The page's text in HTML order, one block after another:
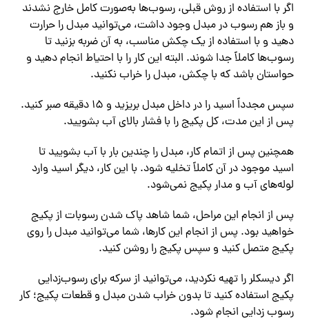
اگر با استفاده از روش قبلی، رسوب‌ها به‌صورت کامل خارج نشدند
و باز هم رسوب در مبدل وجود داشت، می‌توانید مبدل را حرارت
دهید و با استفاده از یک چکش مناسب، به آن ضربه بزنید تا
رسوب‌ها کاملاً جدا شوند. البته این کار را با احتیاط انجام دهید و
حواستان باشد که با چکش، مبدل را خراب نکنید.
سپس مجدداً اسید را در داخل مبدل بریزید و ۱۵ دقیقه صبر کنید.
پس از این مدت، کل پکیج را با فشار بالای آب بشویید.
همچنین پس از اتمام کار، مبدل را چندین بار با آب بشویید تا
اسید موجود در آن کاملاً تخلیه شود. با این کار، دیگر اسید وارد
لوله‌های آب و مدار پکیج نمی‌شود.
پس از انجام این مراحل، شما شاهد پاک شدن رسوبات از پکیج
خواهید بود. پس از انجام این کارها، شما می‌توانید مبدل را روی
پکیج متصل کنید و سپس پکیج را روشن کنید.
اگر دیسکلر را تهیه نکردید، می‌توانید از سرکه برای رسوب‌زدایی
پکیج استفاده کنید تا بدون خراب شدن مبدل و قطعات پکیج؛ کار
رسوب زدایی انجام شود.